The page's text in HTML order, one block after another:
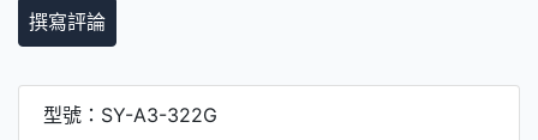
撰寫評論
型號：SY-A3-322G